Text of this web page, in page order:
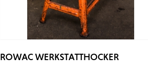
ROWAC WERKSTATTHOCKER